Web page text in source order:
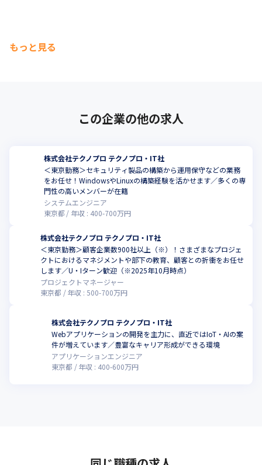
もっと見る
この企業の他の求人
株式会社テクノプロ テクノプロ・IT社
＜東京勤務＞セキュリティ製品の構築から運用保守などの業務
をお任せ！WindowsやLinuxの構築経験を活かせます／多くの専
門性の高いメンバーが在籍
システムエンジニア
東京都
年収 : 400-700万円
株式会社テクノプロ テクノプロ・IT社
＜東京勤務＞顧客企業数900社以上（※）！さまざまなプロジェ
クトにおけるマネジメントや部下の教育、顧客との折衝をお任せ
します／U・Iターン歓迎（※2025年10月時点）
プロジェクトマネージャー
東京都
年収 :500-700万円
株式会社テクノプロ テクノプロ・IT社
Webアプリケーションの開発を主力に、直近ではIoT・AIの案
件が増えています／豊富なキャリア形成ができる環境
アプリケーションエンジニア
東京都
年収 : 400-600万円